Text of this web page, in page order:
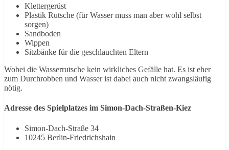
Klettergerüst
Plastik Rutsche (für Wasser muss man aber wohl selbst
sorgen)
Sandboden
Wippen
Sitzbänke für die geschlauchten Eltern
Wobei die Wasserrutsche kein wirkliches Gefälle hat. Es ist eher
zum Durchrobben und Wasser ist dabei auch nicht zwangsläufig
nötig.
Adresse des Spielplatzes im Simon-Dach-Straßen-Kiez
Simon-Dach-Straße 34
10245 Berlin-Friedrichshain